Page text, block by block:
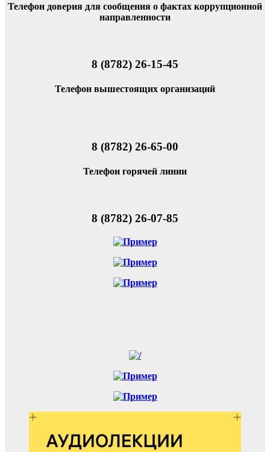
Телефон доверия для сообщения о фактах коррупционной
направленности
8 (8782) 26-15-45
Телефон вышестоящих организаций
8 (8782) 26-65-00
Телефон горячей линии
8 (8782) 26-07-85